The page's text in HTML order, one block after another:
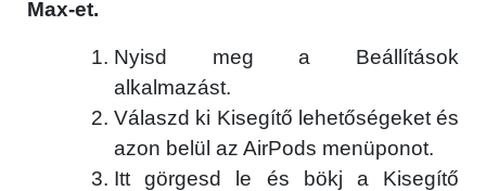
Max-et.
Nyisd meg a Beállítások
alkalmazást.
Válaszd ki Kisegítő lehetőségeket és
azon belül az AirPods menüponot.
Itt görgesd le és bökj a Kisegítő